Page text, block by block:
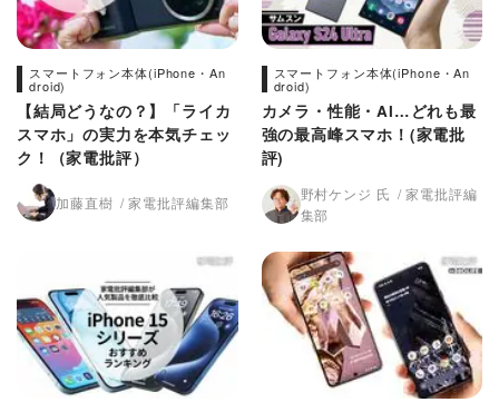
スマートフォン本体(iPhone・An
droid)
【結局どうなの？】「ライカ
スマホ」の実力を本気チェッ
ク！（家電批評）
加藤直樹 家電批評編集部
スマートフォン本体(iPhone・An
droid)
カメラ・性能・AI…どれも最
強の最高峰スマホ！(家電批
評)
野村ケンジ 氏
家電批評編
集部